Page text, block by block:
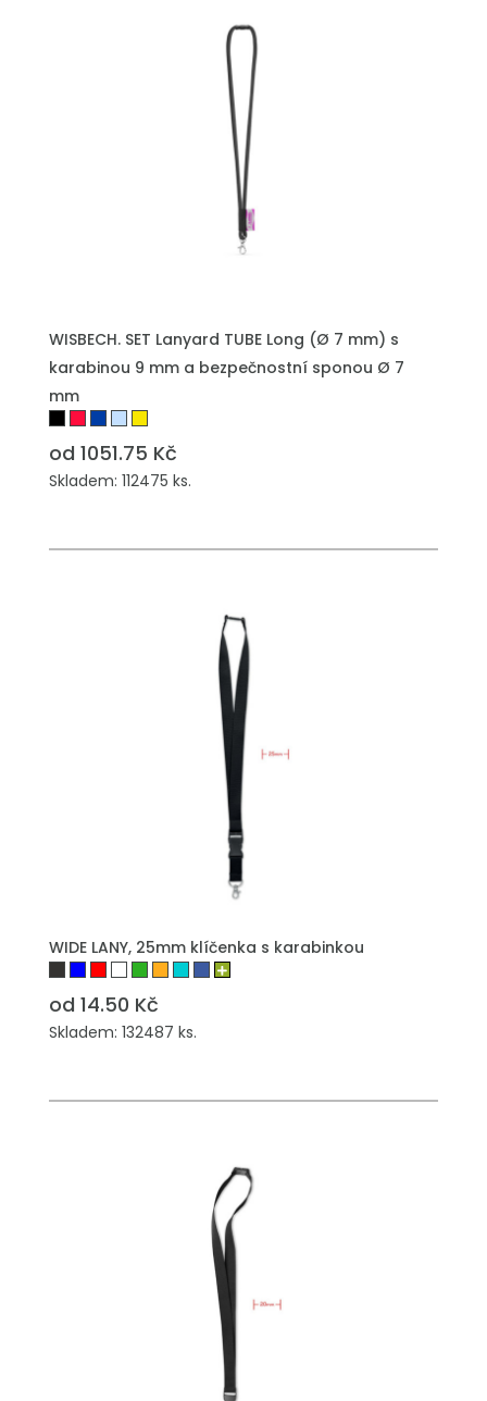
WISBECH. SET Lanyard TUBE Long (Ø 7 mm) s
karabinou 9 mm a bezpečnostní sponou Ø 7
mm
od 1051.75 Kč
Skladem: 112475 ks.
WIDE LANY, 25mm klíčenka s karabinkou
od 14.50 Kč
Skladem: 132487 ks.